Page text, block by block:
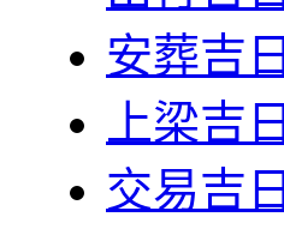
安葬吉日
上梁吉日
交易吉日